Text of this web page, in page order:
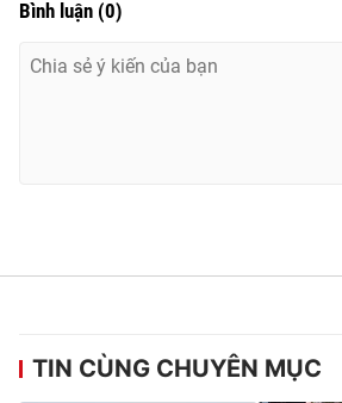
Cơ quan báo chí:Thời báo VTV
024.38 355 931 - 024.38
Ðiện thoại Thời báo VTV:024.66 897 897
Bình luận (0)
TIN CÙNG CHUYÊN MỤC